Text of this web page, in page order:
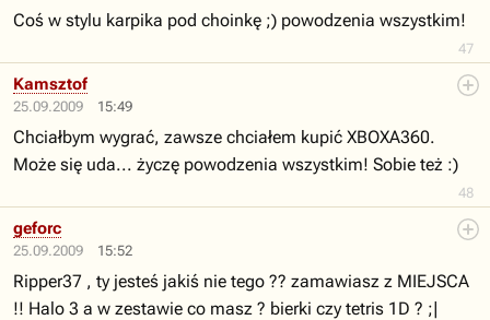
47
Coś w stylu karpika pod choinkę ;) powodzenia wszystkim!
25.09.2009 15:49
48
Kamsztof
Chciałbym wygrać, zawsze chciałem kupić XBOXA360.
Może się uda... życzę powodzenia wszystkim! Sobie też :)
25.09.2009 15:52
geforc
Ripper37 , ty jesteś jakiś nie tego ?? zamawiasz z MIEJSCA
!! Halo 3 a w zestawie co masz ? bierki czy tetris 1D ? ;|